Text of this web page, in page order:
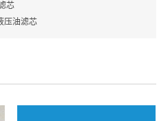
芯
压油滤芯